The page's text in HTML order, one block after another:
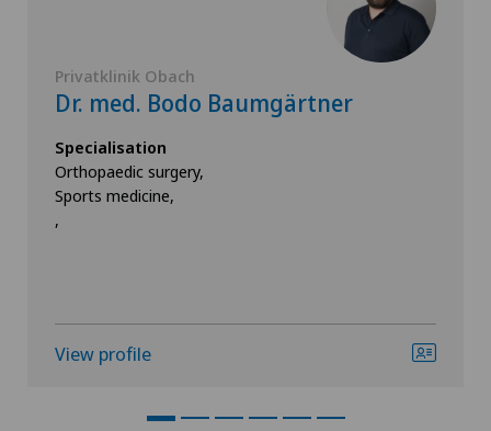
Privatklinik Obach
Dr. med. Bodo Baumgärtner
Specialisation
Orthopaedic surgery,
Sports medicine,
,
View profile